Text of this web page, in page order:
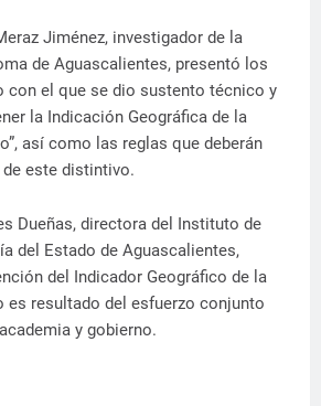
Jiménez, investigador de la
de Aguascalientes, presentó los
con el que se dio sustento técnico y
la Indicación Geográfica de la
así como las reglas que deberán
este distintivo.
Dueñas, directora del Instituto de
del Estado de Aguascalientes,
del Indicador Geográfico de la
es resultado del esfuerzo conjunto
y gobierno.